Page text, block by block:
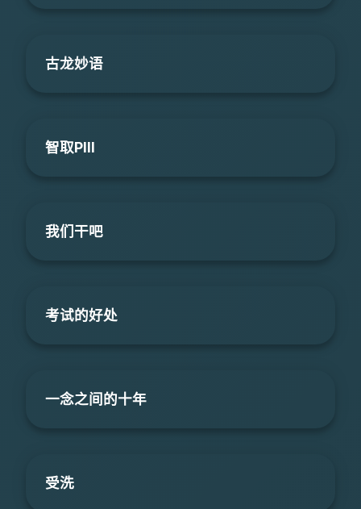
古龙妙语
智取PIII
我们干吧
考试的好处
一念之间的十年
受洗